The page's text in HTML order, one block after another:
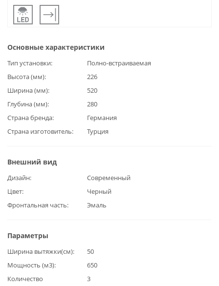
Основные характеристики
Тип установки
Полно-встраиваемая
Высота (мм)
226
Ширина (мм)
520
Глубина (мм)
280
Страна бренда
Германия
Страна изготовитель
Турция
Внешний вид
Дизайн
Современный
Цвет
Черный
Фронтальная часть
Эмаль
Параметры
Ширина вытяжки(см)
50
Мощность (м3)
650
Количество
3